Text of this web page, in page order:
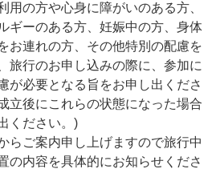
用の方や心身に障がいのある方、
ギーのある方、妊娠中の方、身体
お連れの方、その他特別の配慮を
旅行のお申し込みの際に、参加に
が必要となる旨をお申し出くださ
立後にこれらの状態になった場合
ください。)
らご案内申し上げますので旅行中
の内容を具体的にお知らせくださ